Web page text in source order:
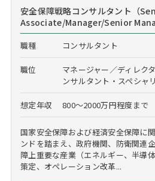
安全保障戦略コンサルタント（
Associate/Manager/Senior
職種 コンサルタント
職位
マネージャー／ディレク
ンサルタント・スペシャ
想定年収 800～2000万円程度まで
国家安全保障および経済安全保障に
ンドを踏まえ、政府機関、防衛関連
障上重要な産業（エネルギー、半導
策定、オペレーション改革...